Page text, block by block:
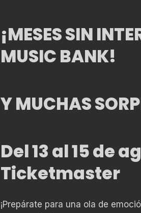
¡MESES SIN
MUSIC BANK!
Y MUCHAS
Del 13 al 15 de
Ticketmaster
¡Prepárate para una ola de